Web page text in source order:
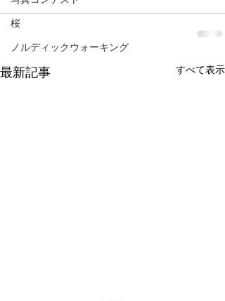
桜
ノルディックウォーキング
最新記事 すべて表示